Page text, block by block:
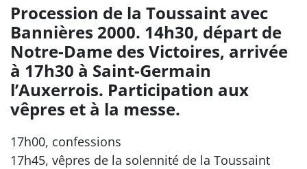
Procession de la Toussaint avec
Bannières 2000. 14h30, départ de
Notre-Dame des Victoires, arrivée
à 17h30 à Saint-Germain
l’Auxerrois. Participation aux
vêpres et à la messe.
17h00, confessions
17h45, vêpres de la solennité de la Toussaint